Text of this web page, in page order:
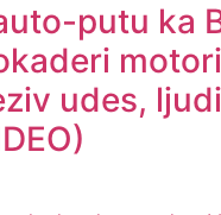
putu ka
udes,